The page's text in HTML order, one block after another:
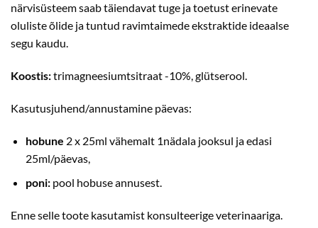
närvisüsteem saab täiendavat tuge ja toetust erinevate
oluliste õlide ja tuntud ravimtaimede ekstraktide ideaalse
segu kaudu.
Koostis:trimagneesiumtsitraat -10%, glütserool.
Kasutusjuhend/annustamine päevas:
hobune 2 x 25ml vähemalt 1nädala jooksul ja edasi
25ml/päevas,
poni:pool hobuse annusest.
Enne selle toote kasutamist konsulteerige veterinaariga.